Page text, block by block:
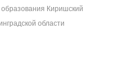
Киришский
области